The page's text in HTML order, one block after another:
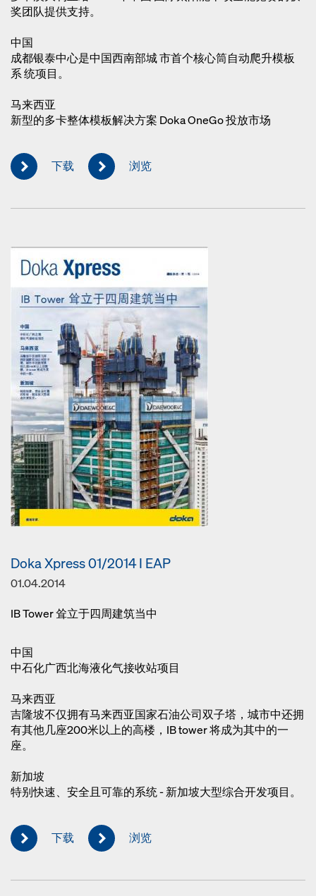
奖团队提供支持。
中国
成都银泰中心是中国西南部城 市首个核心筒自动爬升模板
系 统项目。
马来西亚
新型的多卡整体模板解决方案 Doka OneGo 投放市场
下载 浏览
Doka Xpress 01/2014 I EAP
01.04.2014
IB Tower 耸立于四周建筑当中
中国
中石化广西北海液化气接收站项目
马来西亚
吉隆坡不仅拥有马来西亚国家石油公司双子塔，城市中还拥
有其他几座200米以上的高楼，IB tower 将成为其中的一
座。
新加坡
特别快速、安全且可靠的系统 - 新加坡大型综合开发项目。
下载 浏览